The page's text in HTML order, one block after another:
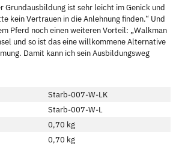
Grundausbildung ist sehr leicht im Genick und
kein Vertrauen in die Anlehnung finden.“ Und
Pferd noch einen weiteren Vorteil: „Walkman
und so ist das eine willkommene Alternative
Damit kann ich sein Ausbildungsweg
Starb-007-W-LK
Starb-007-W-L
0,70 kg
0,70 kg